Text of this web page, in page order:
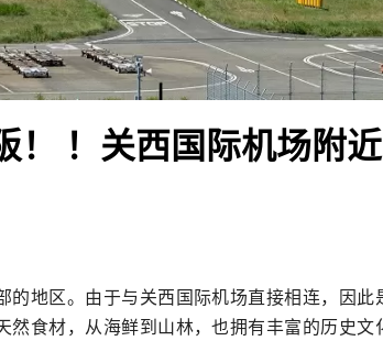
！ ！关西国际机场附
的地区。由于与关西国际机场直接相连，因
然食材，从海鲜到山林，也拥有丰富的历史文